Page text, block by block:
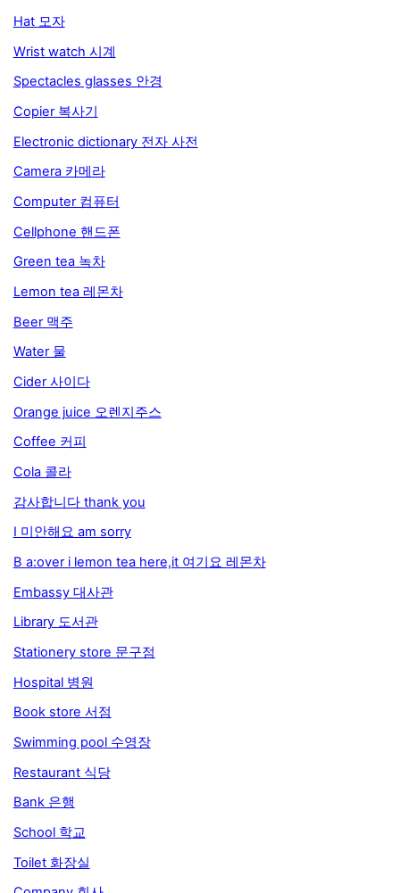
Hat 모자
Wrist watch 시계
Spectacles glasses 안경
Copier 복사기
Electronic dictionary 전자 사전
Camera 카메라
Computer 컴퓨터
Cellphone 핸드폰
Green tea 녹차
Lemon tea 레몬차
Beer 맥주
Water 물
Cider 사이다
Orange juice 오렌지주스
Coffee 커피
Cola 콜라
감사합니다 thank you
I 미안해요 am sorry
B a:over i lemon tea here,it 여기요 레몬차
Embassy 대사관
Library 도서관
Stationery store 문구점
Hospital 병원
Book store 서점
Swimming pool 수영장
Restaurant 식당
Bank 은행
School 학교
Toilet 화장실